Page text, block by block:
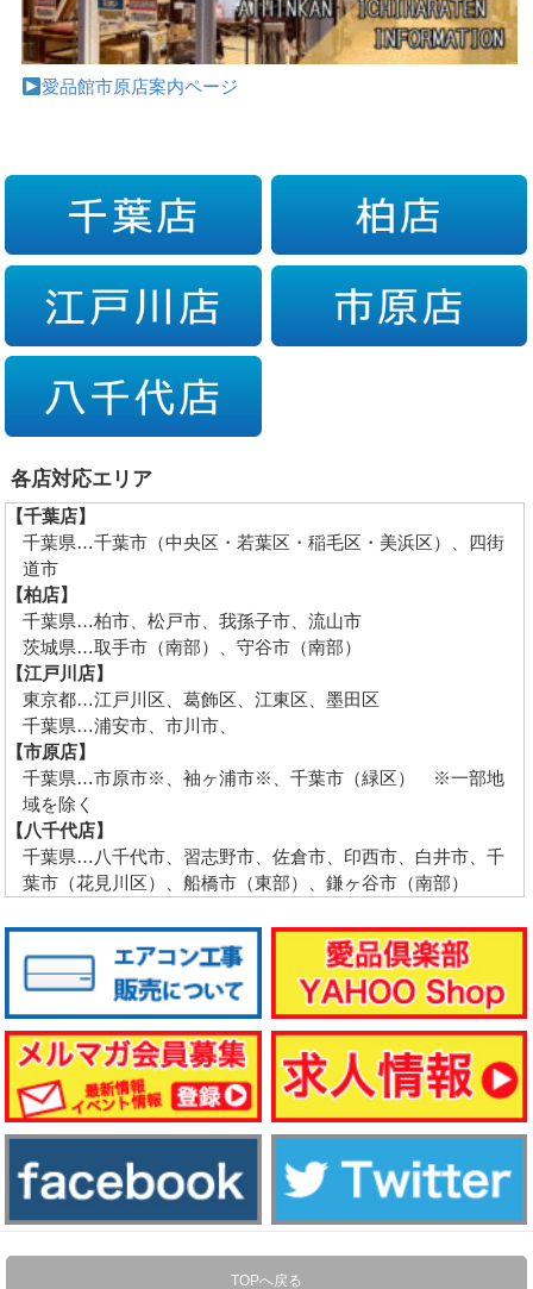
愛品館市原店案内ページ
各店対応エリア
【千葉店】
千葉県…千葉市（中央区・若葉区・稲毛区・美浜区）、四街
道市
【柏店】
千葉県…柏市、松戸市、我孫子市、流山市
茨城県…取手市（南部）、守谷市（南部）
【江戸川店】
東京都…江戸川区、葛飾区、江東区、墨田区
千葉県…浦安市、市川市、
【市原店】
千葉県…市原市※、袖ヶ浦市※、千葉市（緑区） ※一部地
域を除く
【八千代店】
千葉県…八千代市、習志野市、佐倉市、印西市、白井市、千
葉市（花見川区）、船橋市（東部）、鎌ヶ谷市（南部）
TOPへ戻る